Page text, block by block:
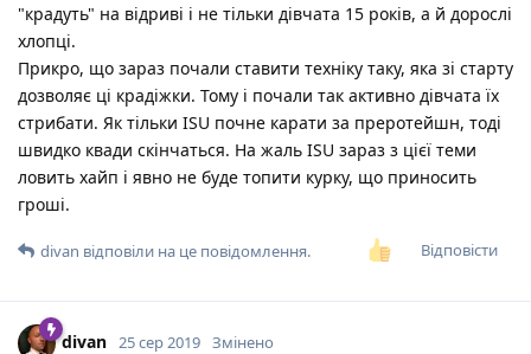
"крадуть" на відриві і не тільки дівчата 15 років, а й дорослі
хлопці.
Прикро, що зараз почали ставити техніку таку, яка зі старту
дозволяє ці крадіжки. Тому і почали так активно дівчата їх
стрибати. Як тільки ISU почне карати за преротейшн, тоді
швидко квади скінчаться. На жаль ISU зараз з цієї теми
ловить хайп і явно не буде топити курку, що приносить
гроші.
Відповісти
divan відповіли на це повідомлення.
divan 25 сер 2019 Змінено